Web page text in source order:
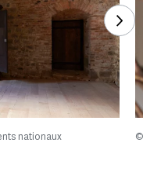
nationaux